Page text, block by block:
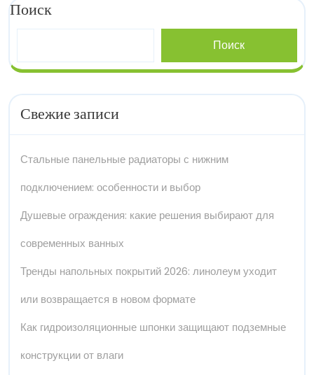
Поиск
Поиск
Свежие записи
Стальные панельные радиаторы с нижним
подключением: особенности и выбор
Душевые ограждения: какие решения выбирают для
современных ванных
Тренды напольных покрытий 2026: линолеум уходит
или возвращается в новом формате
Как гидроизоляционные шпонки защищают подземные
конструкции от влаги